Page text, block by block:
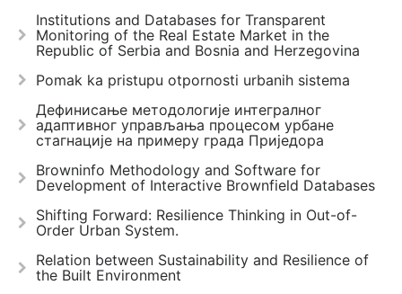
Institutions and Databases for Transparent
Monitoring of the Real Estate Market in the
Republic of Serbia and Bosnia and Herzegovina
Pomak ka pristupu otpornosti urbanih sistema
Дефинисање методологије интегралног
адаптивног управљања процесом урбане
стагнације на примеру града Приједора
Browninfo Methodology and Software for
Development of Interactive Brownfield Databases
Shifting Forward: Resilience Thinking in Out-of-
Order Urban System.
Relation between Sustainability and Resilience of
the Built Environment